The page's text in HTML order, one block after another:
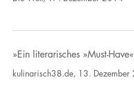
»Ein literarisches »Must-
kulinarisch38.de, 13.